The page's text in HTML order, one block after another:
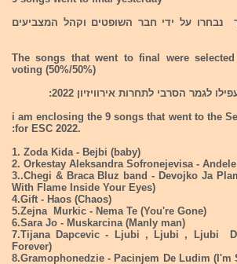
נבחרו על ידי חבר השופטים וקהל המצביעים
The songs that went to final were
voting (50%/50%)
i am enclosing the 9 songs that went to the
:for ESC 2022.
1. Zoda Kida - Bejbi (baby)
2. Orkestay Aleksandra Sofronejevisa -
3..Chegi & Braca Bluz band - Devojko Ja
With Flame Inside Your Eyes)
4.Gift - Haos (Chaos)
5.Zejna Murkic - Nema Te (You're Gone)
6.Sara Jo - Muskarcina (Manly man)
7.Tijana Dapcevic - Ljubi , Ljubi , Ljubi
Forever)
8.Gramophonedzie - Pacinjem De Ludim (I'm